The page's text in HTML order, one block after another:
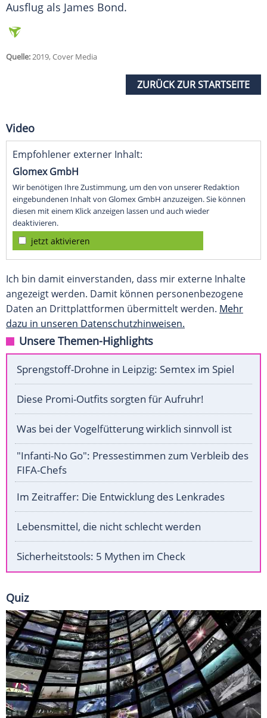
Ausflug als James Bond.
Quelle:2019, Cover Media
ZURÜCK ZUR STARTSEITE
Video
Empfohlener externer Inhalt:
Glomex GmbH
Wir benötigen Ihre Zustimmung, um den von unserer Redaktion
eingebundenen Inhalt von Glomex GmbH anzuzeigen. Sie können
diesen mit einem Klick anzeigen lassen und auch wieder
deaktivieren.
jetzt aktivieren
Ich bin damit einverstanden, dass mir externe Inhalte
angezeigt werden. Damit können personenbezogene
Daten an Drittplattformen übermittelt werden. Mehr
dazu in unseren Datenschutzhinweisen.
Unsere Themen-Highlights
Sprengstoff-Drohne in Leipzig: Semtex im Spiel
Diese Promi-Outfits sorgten für Aufruhr!
Was bei der Vogelfütterung wirklich sinnvoll ist
"Infanti-No Go": Pressestimmen zum Verbleib des
FIFA-Chefs
Im Zeitraffer: Die Entwicklung des Lenkrades
Lebensmittel, die nicht schlecht werden
Sicherheitstools: 5 Mythen im Check
Quiz